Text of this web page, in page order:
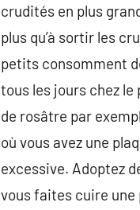
crudités en plus
plus qu’à sortir les
petits consomment
tous les jours chez le
de rosâtre par
où vous avez une
excessive. Adoptez
vous faites cuire une